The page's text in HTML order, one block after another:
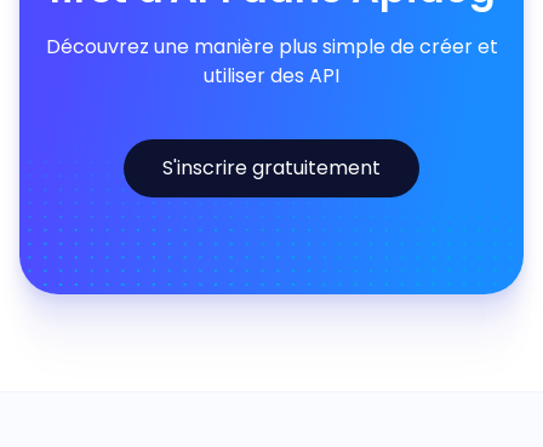
Découvrez une manière plus simple de créer et
utiliser des API
S'inscrire gratuitement